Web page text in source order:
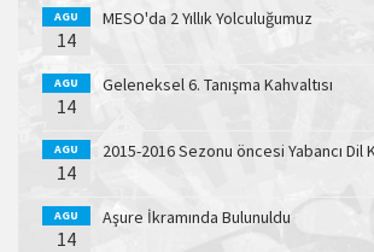
AGU
14
MESO'da 2 Yıllık Yolculuğumuz
AGU
14
Geleneksel 6. Tanışma Kahvaltısı
AGU
14
2015-2016 Sezonu öncesi Yabancı Dil
AGU
14
Aşure İkramında Bulunuldu